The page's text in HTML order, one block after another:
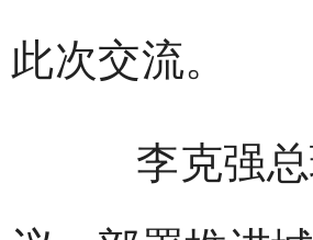
此次交流。
李克强总